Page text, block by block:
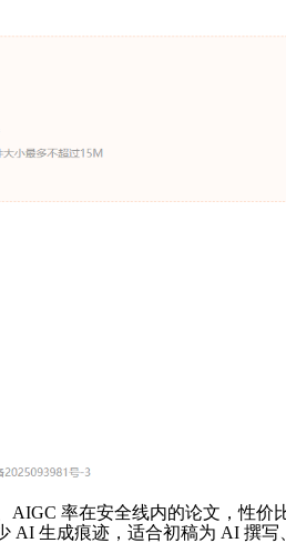
率在安全线内的论文，性价
AI 生成痕迹，适合初稿为 AI 撰